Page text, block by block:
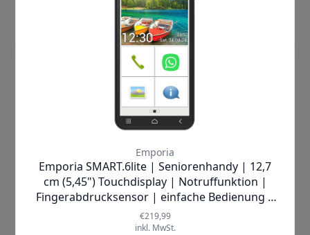
Technische Daten zu
Seniorenhandys
Handys,Handy Ratgeber